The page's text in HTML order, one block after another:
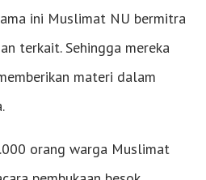
ini Muslimat NU bermitra
terkait. Sehingga mereka
materi dalam
orang warga Muslimat